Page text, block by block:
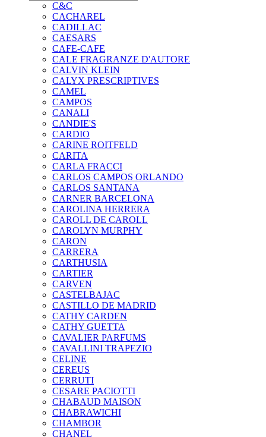
C&C
CACHAREL
CADILLAC
CAESARS
CAFE-CAFE
CALE FRAGRANZE D'AUTORE
CALVIN KLEIN
CALYX PRESCRIPTIVES
CAMEL
CAMPOS
CANALI
CANDIE'S
CARDIO
CARINE ROITFELD
CARITA
CARLA FRACCI
CARLOS CAMPOS ORLANDO
CARLOS SANTANA
CARNER BARCELONA
CAROLINA HERRERA
CAROLL DE CAROLL
CAROLYN MURPHY
CARON
CARRERA
CARTHUSIA
CARTIER
CARVEN
CASTELBAJAC
CASTILLO DE MADRID
CATHY CARDEN
CATHY GUETTA
CAVALIER PARFUMS
CAVALLINI TRAPEZIO
CELINE
CEREUS
CERRUTI
CESARE PACIOTTI
CHABAUD MAISON
CHABRAWICHI
CHAMBOR
CHANEL